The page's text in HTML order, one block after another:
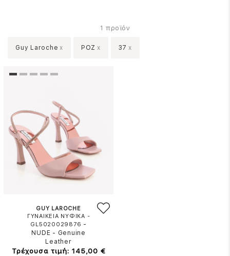
1 προϊόν
Guy Laroche x ΡΟΖ x 37 x
GUY LAROCHE
ΓΥΝΑΙΚΕΙΑ ΝΥΦΙΚΑ -
GL5020029876 -
NUDE - Genuine
Leather
Τρέχουσα τιμή: 145,00 €